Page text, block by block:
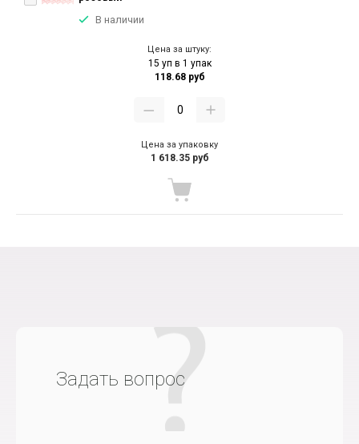
В наличии
Цена за штуку:
15 уп в 1 упак
118.68 руб
Цена за упаковку
1 618.35 руб
Задать вопрос